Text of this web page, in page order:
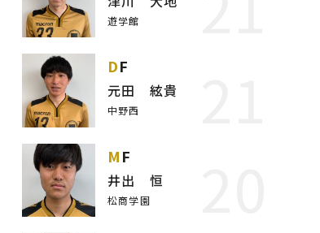
遊学館
DF
元田 絃貴
中野西
MF
井出 恒
松商学園